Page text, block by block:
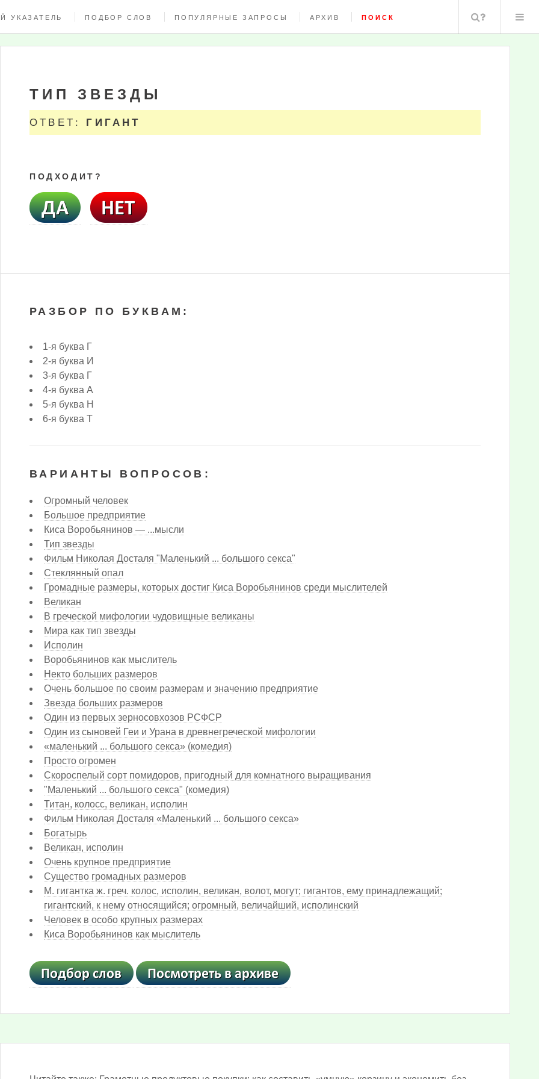
УКАЗАТЕЛЬ ПОДБОР СЛОВ ПОПУЛЯРНЫЕ ЗАПРОСЫ АРХИВ ПОИСК Поиск
ТИП ЗВЕЗДЫ
ОТВЕТ: ГИГАНТ
ПОДХОДИТ?
РАЗБОР ПО БУКВАМ:
1-я буква Г
2-я буква И
3-я буква Г
4-я буква А
5-я буква Н
6-я буква Т
ВАРИАНТЫ ВОПРОСОВ:
Огромный человек
Большое предприятие
Киса Воробьянинов — ...мысли
Тип звезды
Фильм Николая Досталя "Маленький ... большого секса"
Стеклянный опал
Громадные размеры, которых достиг Киса Воробьянинов среди мыслителей
Великан
В греческой мифологии чудовищные великаны
Мира как тип звезды
Исполин
Воробьянинов как мыслитель
Некто больших размеров
Очень большое по своим размерам и значению предприятие
Звезда больших размеров
Один из первых зерносовхозов РСФСР
Один из сыновей Геи и Урана в древнегреческой мифологии
«маленький ... большого секса» (комедия)
Просто огромен
Скороспелый сорт помидоров, пригодный для комнатного выращивания
"Маленький ... большого секса" (комедия)
Титан, колосс, великан, исполин
Фильм Николая Досталя «Маленький ... большого секса»
Богатырь
Великан, исполин
Очень крупное предприятие
Существо громадных размеров
М. гигантка ж. греч. колос, исполин, великан, волот, могут; гигантов, ему принадлежащий;
гигантский, к нему относящийся; огромный, величайший, исполинский
Человек в особо крупных размерах
Киса Воробьянинов как мыслитель